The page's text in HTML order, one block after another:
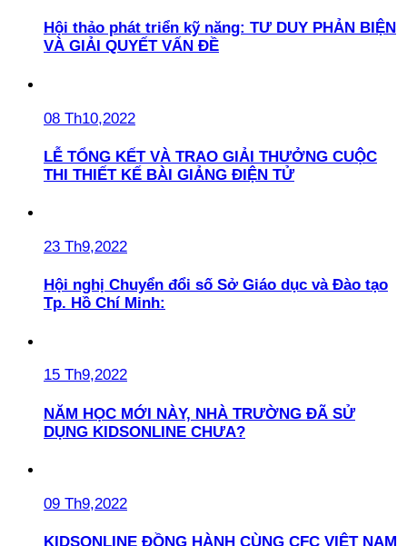
Hội thảo phát triển kỹ năng: TƯ DUY PHẢN BIỆN
VÀ GIẢI QUYẾT VẤN ĐỀ
08 Th10,2022
LỄ TỔNG KẾT VÀ TRAO GIẢI THƯỞNG CUỘC
THI THIẾT KẾ BÀI GIẢNG ĐIỆN TỬ
23 Th9,2022
Hội nghị Chuyển đổi số Sở Giáo dục và Đào tạo
Tp. Hồ Chí Minh:
15 Th9,2022
NĂM HỌC MỚI NÀY, NHÀ TRƯỜNG ĐÃ SỬ
DỤNG KIDSONLINE CHƯA?
09 Th9,2022
KIDSONLINE ĐỒNG HÀNH CÙNG CFC VIỆT NAM